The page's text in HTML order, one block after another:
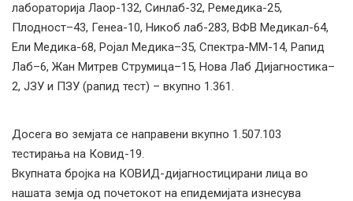
лабораторија Лаор-132, Синлаб-32, Ремедика-25,
Плодност–43, Генеа-10, Никоб лаб-283, ВФВ Медикал-64,
Ели Медика-68, Ројал Медика–35, Спектра-ММ-14, Рапид
Лаб–6, Жан Митрев Струмица–15, Нова Лаб Дијагностика–
2, ЈЗУ и ПЗУ (рапид тест) – вкупно 1.361.
Досега во земјата се направени вкупно 1.507.103
тестирања на Ковид-19.
Вкупната бројка на КОВИД-дијагностицирани лица во
нашата земја од почетокот на епидемијата изнесува